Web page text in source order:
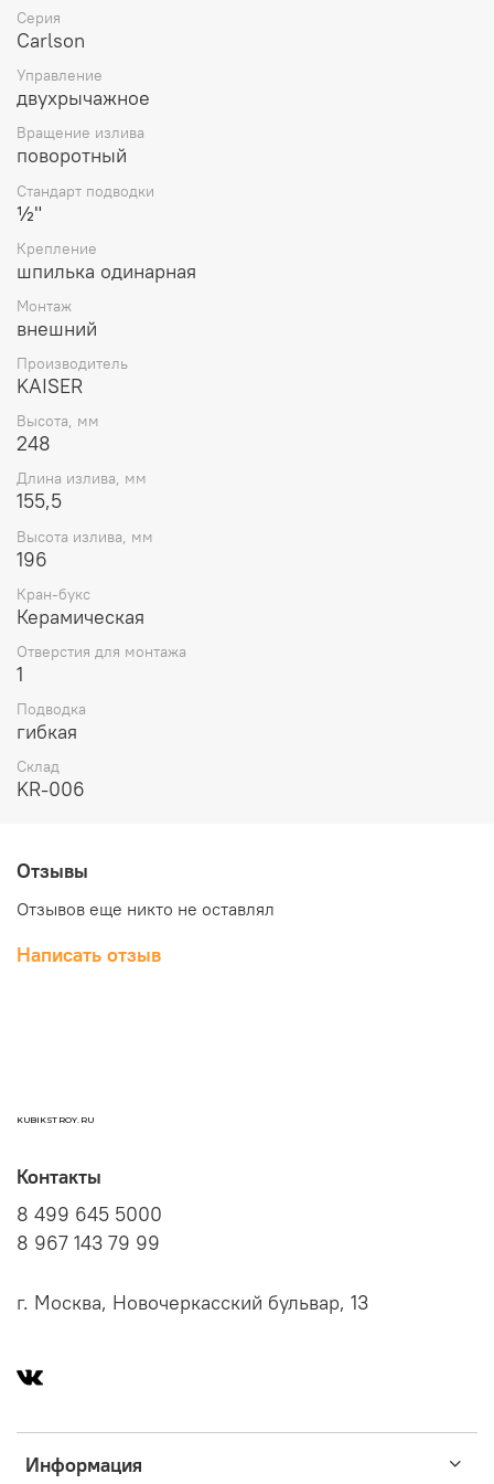
для вашей кухни, 11022 Kaiser Carlson - отличный выбор.
Серия
Carlson
Управление
двухрычажное
Вращение излива
поворотный
Стандарт подводки
½"
Крепление
шпилька одинарная
Монтаж
внешний
Производитель
KAISER
Высота, мм
248
Длина излива, мм
155,5
Высота излива, мм
196
Кран-букс
Керамическая
Отверстия для монтажа
1
Подводка
гибкая
Склад
KR-006
Отзывы
Отзывов еще никто не оставлял
Написать отзыв
KUBIKSTROY.RU
Информация
Контакты
8 499 645 5000
8 967 143 79 99
г. Москва, Новочеркасский бульвар, 13